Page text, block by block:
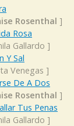
Rosenthal ]
Rosa
Gallardo ]
Y Sal
Venegas ]
De A Dos
Rosenthal ]
Tus Penas
Gallardo ]